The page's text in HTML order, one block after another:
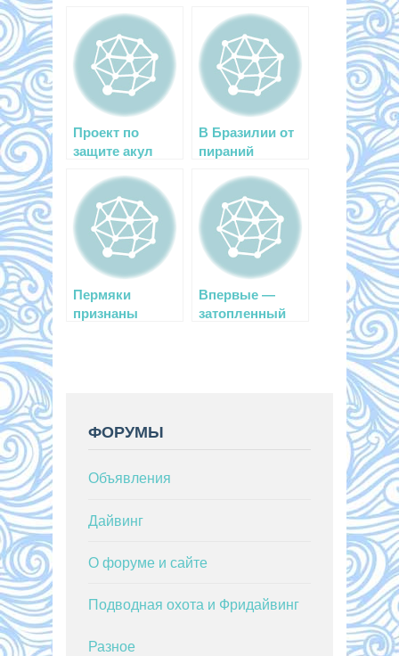
Проект по
защите акул
В Бразилии от
пираний
более ста
человек
Пермяки
признаны
Впервые —
затопленный
ФОРУМЫ
Объявления
Дайвинг
О форуме и сайте
Подводная охота и Фридайвинг
Разное